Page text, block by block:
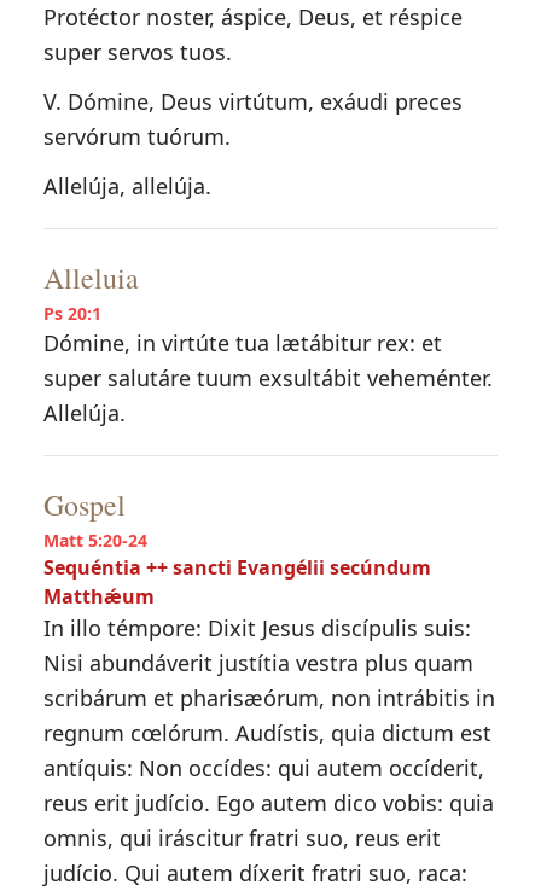
Protéctor noster, áspice, Deus, et réspice
super servos tuos.
V. Dómine, Deus virtútum, exáudi preces
servórum tuórum.
Allelúja, allelúja.
Alleluia
Ps 20:1
Dómine, in virtúte tua lætábitur rex: et
super salutáre tuum exsultábit veheménter.
Allelúja.
Gospel
Matt 5:20-24
Sequéntia ++ sancti Evangélii secúndum
Matthǽum
In illo témpore: Dixit Jesus discípulis suis:
Nisi abundáverit justítia vestra plus quam
scribárum et pharisæórum, non intrábitis in
regnum cœlórum. Audístis, quia dictum est
antíquis: Non occídes: qui autem occíderit,
reus erit judício. Ego autem dico vobis: quia
omnis, qui iráscitur fratri suo, reus erit
judício. Qui autem díxerit fratri suo, raca: